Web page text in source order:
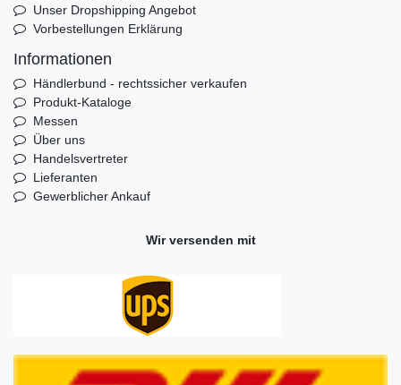
Unser Dropshipping Angebot
Vorbestellungen Erklärung
Informationen
Händlerbund - rechtssicher verkaufen
Produkt-Kataloge
Messen
Über uns
Handelsvertreter
Lieferanten
Gewerblicher Ankauf
Wir versenden mit